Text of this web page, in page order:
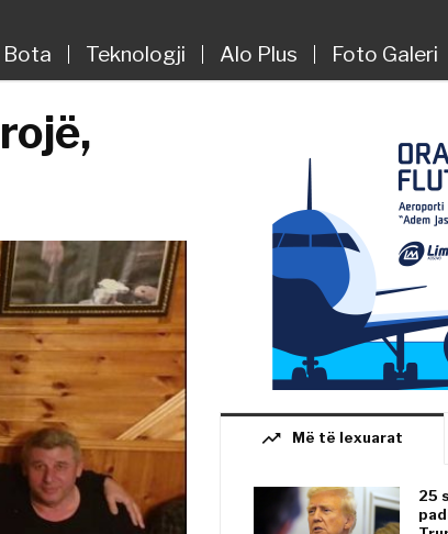
Bota Teknologji Alo Plus Foto Galeri
trending_up Më të lexuarat
25